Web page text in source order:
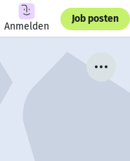
Anmelden
Job posten